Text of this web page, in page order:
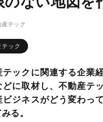
産テック
ック
テックに関連する企業
どに取材し、不動産テ
ビジネスがどう変わっ
る。